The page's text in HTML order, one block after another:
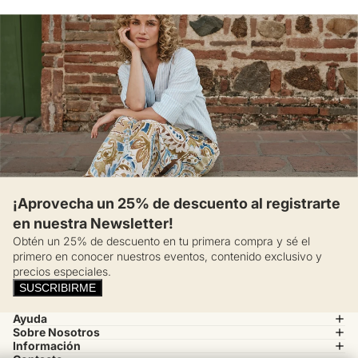
¡Aprovecha un 25% de descuento al registrarte
en nuestra Newsletter!
Obtén un 25% de descuento en tu primera compra y sé el
primero en conocer nuestros eventos, contenido exclusivo y
precios especiales.
SUSCRIBIRME
Ayuda
Sobre Nosotros
Información